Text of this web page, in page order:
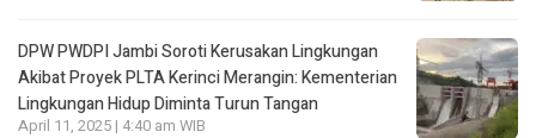
DPW PWDPI Jambi Soroti Kerusakan Lingkungan
Akibat Proyek PLTA Kerinci Merangin: Kementerian
Lingkungan Hidup Diminta Turun Tangan
April 11, 2025 | 4:40 am WIB